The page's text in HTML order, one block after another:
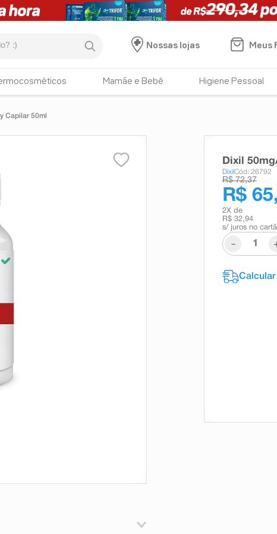
Nossas lojas
Meus
Mamãe e Bebê Higiene Pessoal
Capilar 50ml
Dixil
DixilCód: 26792
R$ 72,37
R$
2X de
R$ 32,94
s/ juros no
-